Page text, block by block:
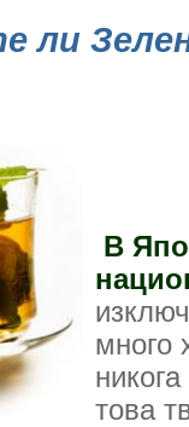
ли
В
много
това